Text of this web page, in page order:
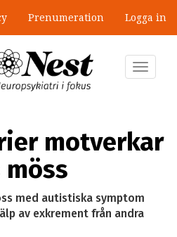
Prenumeration Logga in
Toggle
motverkar
med autistiska symptom
av exkrement från andra
bra – just därför togs